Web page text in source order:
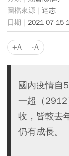
達志
2021-07-15
+A -A
國內疫情自
一超（
收，皆較去
仍有成長。